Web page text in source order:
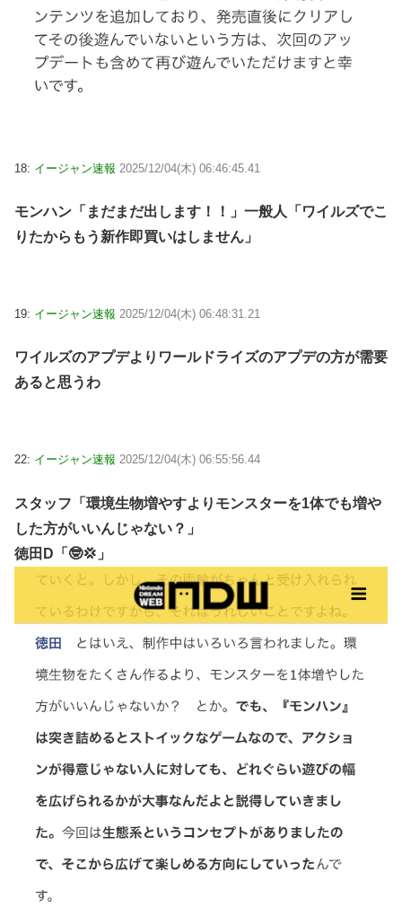
18: イージャン速報 2025/12/04(木) 06:46:45.41
モンハン「まだまだ出します！！」一般人「ワイルズでこ
りたからもう新作即買いはしません」
19: イージャン速報 2025/12/04(木) 06:48:31.21
ワイルズのアプデよりワールドライズのアプデの方が需要
あると思うわ
22: イージャン速報 2025/12/04(木) 06:55:56.44
スタッフ「環境生物増やすよりモンスターを1体でも増や
した方がいいんじゃない？」
徳田D「🤓💢」